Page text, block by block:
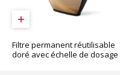
Filtre permanent réutilisable
doré avec échelle de dosage